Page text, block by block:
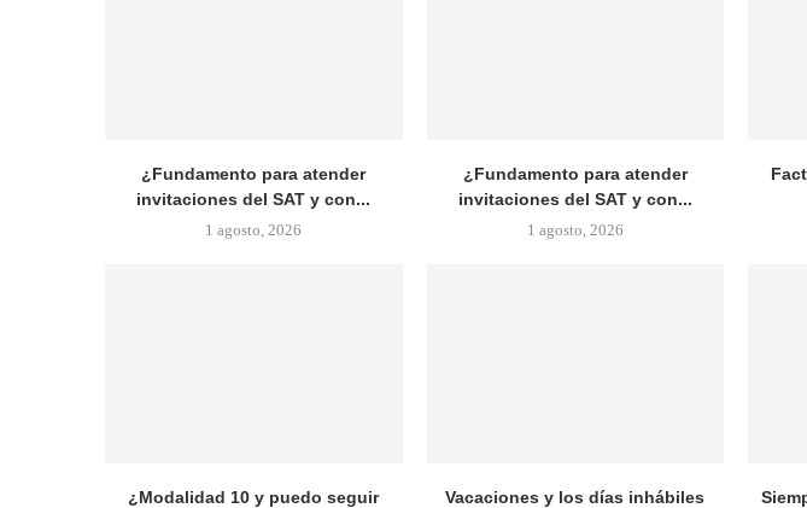
¿Fundamento para atender
invitaciones del SAT y con...
1 agosto, 2026
¿Fundamento para atender
invitaciones del SAT y con...
1 agosto, 2026
¿Modalidad 10 y puedo seguir
Vacaciones y los días inhábiles